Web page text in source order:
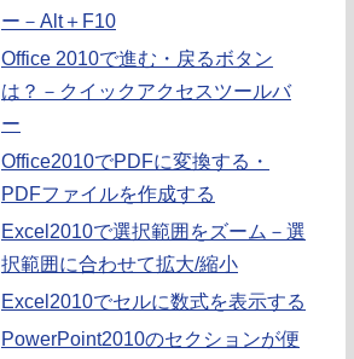
ー－Alt＋F10
Office 2010で進む・戻るボタン
は？－クイックアクセスツールバ
ー
Office2010でPDFに変換する・
PDFファイルを作成する
Excel2010で選択範囲をズーム－選
択範囲に合わせて拡大/縮小
Excel2010でセルに数式を表示する
PowerPoint2010のセクションが便